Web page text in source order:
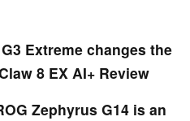
Extreme changes the
8 EX AI+ Review
Zephyrus G14 is an